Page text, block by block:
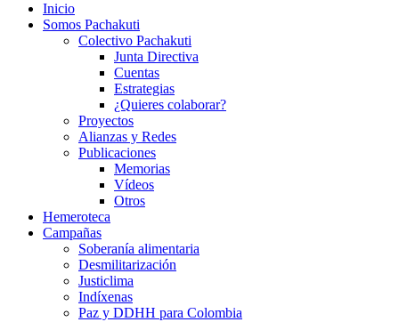
Inicio
Somos Pachakuti
Colectivo Pachakuti
Junta Directiva
Cuentas
Estrategias
¿Quieres colaborar?
Proyectos
Alianzas y Redes
Publicaciones
Memorias
Vídeos
Otros
Hemeroteca
Campañas
Soberanía alimentaria
Desmilitarización
Justiclima
Indíxenas
Paz y DDHH para Colombia